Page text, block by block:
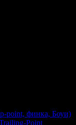
point, финка, Боуи)
Point